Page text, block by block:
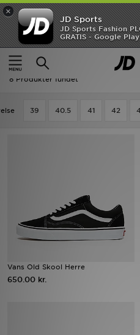
×
JD Sports
JD Sports Fashion
GRATIS - Google Play
Hjem
Herrer Herresko
Herrer - Sort Vans
8 Produkter fundet
39 40.5 41 42
Vans Old Skool Herre
650.00 kr.
Hjem
Udsalg
Nyheder
Brands